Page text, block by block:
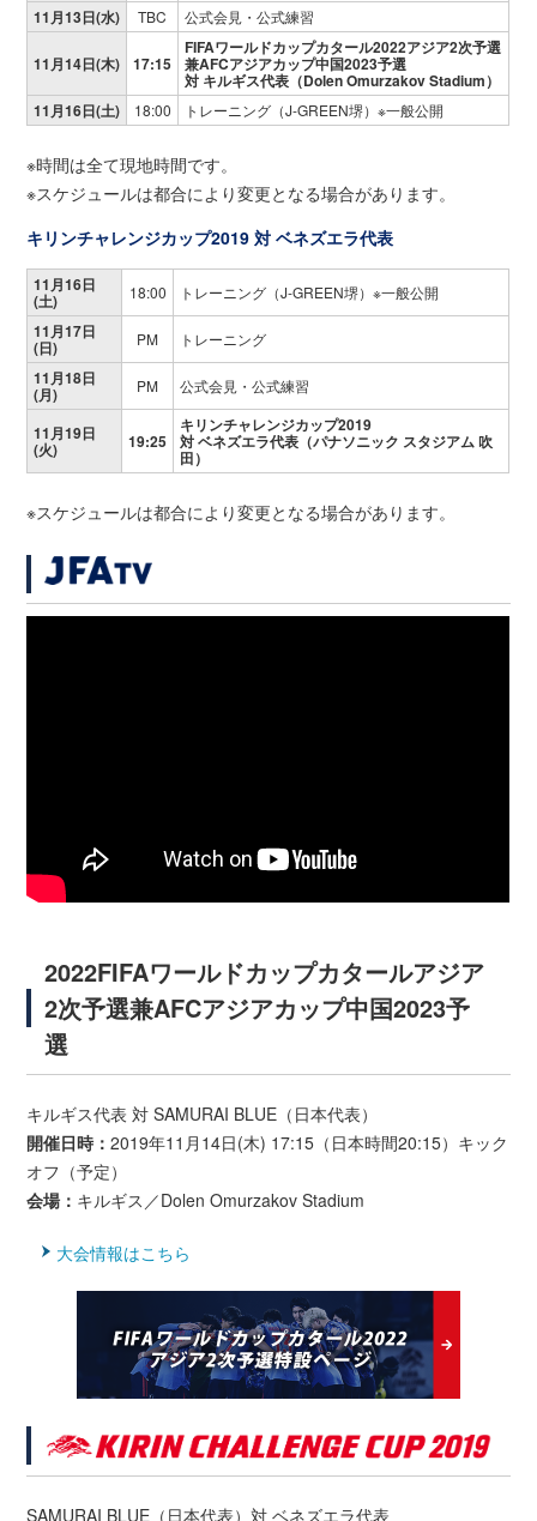
11月13日(水) TBC 公式会見・公式練習
11月14日(木) 17:15
FIFAワールドカップカタール2022アジア2次予選
兼AFCアジアカップ中国2023予選
対 キルギス代表（Dolen Omurzakov Stadium）
11月16日(土)
18:00 トレーニング（J-GREEN堺）※一般公開
※時間は全て現地時間です。
※スケジュールは都合により変更となる場合があります。
キリンチャレンジカップ2019対 ベネズエラ代表
11月16日
(土) 18:00 トレーニング（J-GREEN堺）※一般公開
11月17日
(日) PM トレーニング
11月18日
(月) PM 公式会見・公式練習
11月19日
(火) 19:25
キリンチャレンジカップ2019
対 ベネズエラ代表（パナソニック スタジアム 吹
田）
※スケジュールは都合により変更となる場合があります。
2022FIFAワールドカップカタールアジア
2次予選兼AFCアジアカップ中国2023予
選
キルギス代表 対 SAMURAI BLUE（日本代表）
開催日時：2019年11月14日(木) 17:15（日本時間20:15）キック
オフ（予定）
会場： キルギス／Dolen Omurzakov Stadium
大会情報はこちら
SAMURAI BLUE（日本代表）対 ベネズエラ代表